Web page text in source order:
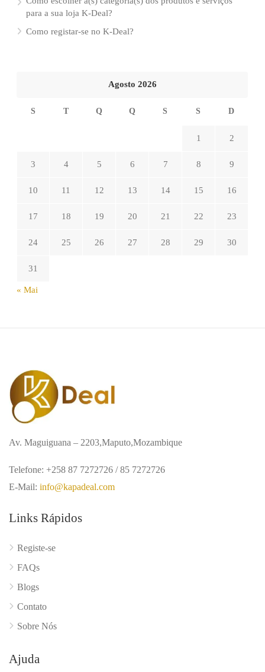
para a sua loja K-Deal?
Como registar-se no K-Deal?
Agosto 2026
S T Q Q S S D
1 2
3 4 5 6 7 8 9
10 11 12 13 14 15 16
17 18 19 20 21 22 23
24 25 26 27 28 29 30
31
« Mai
Av. Maguiguana – 2203,Maputo,Mozambique
Telefone: +258 87 7272726 / 85 7272726
E-Mail: info@kapadeal.com
Links Rápidos
Registe-se
FAQs
Blogs
Contato
Sobre Nós
Ajuda